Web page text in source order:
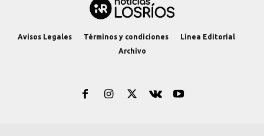
Avisos Legales Términos y condiciones
Línea Editorial
Archivo